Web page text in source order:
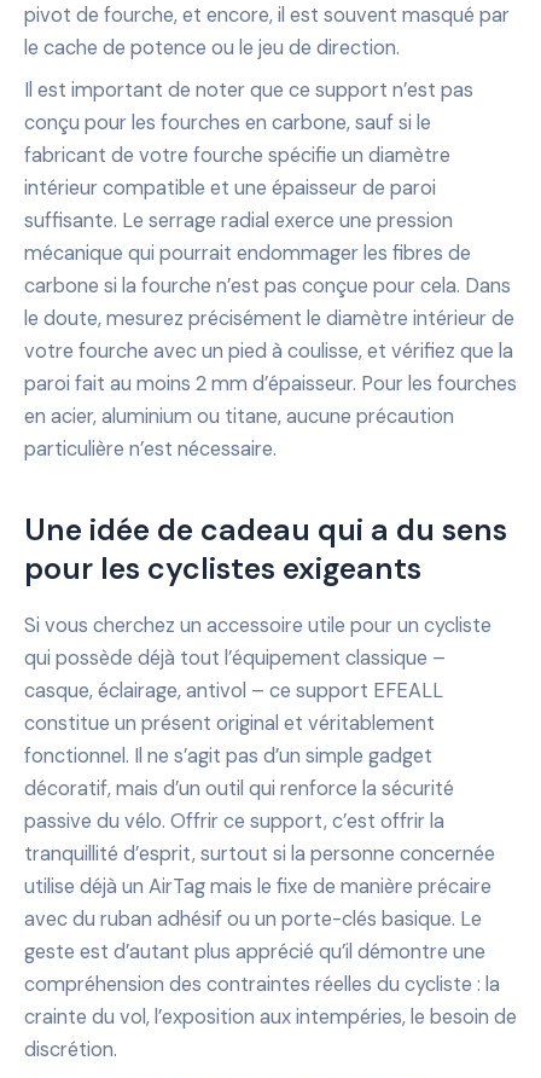
pivot de fourche, et encore, il est souvent masqué par
le cache de potence ou le jeu de direction.
Il est important de noter que ce support n’est pas
conçu pour les fourches en carbone, sauf si le
fabricant de votre fourche spécifie un diamètre
intérieur compatible et une épaisseur de paroi
suffisante. Le serrage radial exerce une pression
mécanique qui pourrait endommager les fibres de
carbone si la fourche n’est pas conçue pour cela. Dans
le doute, mesurez précisément le diamètre intérieur de
votre fourche avec un pied à coulisse, et vérifiez que la
paroi fait au moins 2 mm d’épaisseur. Pour les fourches
en acier, aluminium ou titane, aucune précaution
particulière n’est nécessaire.
Une idée de cadeau qui a du sens
pour les cyclistes exigeants
Si vous cherchez un accessoire utile pour un cycliste
qui possède déjà tout l’équipement classique –
casque, éclairage, antivol – ce support EFEALL
constitue un présent original et véritablement
fonctionnel. Il ne s’agit pas d’un simple gadget
décoratif, mais d’un outil qui renforce la sécurité
passive du vélo. Offrir ce support, c’est offrir la
tranquillité d’esprit, surtout si la personne concernée
utilise déjà un AirTag mais le fixe de manière précaire
avec du ruban adhésif ou un porte-clés basique. Le
geste est d’autant plus apprécié qu’il démontre une
compréhension des contraintes réelles du cycliste : la
crainte du vol, l’exposition aux intempéries, le besoin de
discrétion.